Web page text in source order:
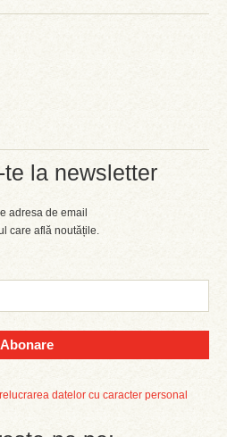
la newsletter
adresa de email
care află noutățile.
Abonare
datelor cu caracter personal